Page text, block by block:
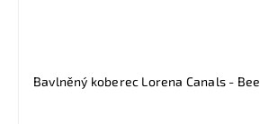
Bavlněný koberec Lorena Canals - Bee